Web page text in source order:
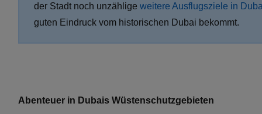
der Stadt noch unzählige weitere Ausflugsziele in
guten Eindruck vom historischen Dubai bekommt.
Abenteuer in Dubais Wüstenschutzgebieten